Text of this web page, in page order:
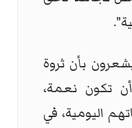
بأن ثروة
تكون نعمة،
اليومية، في